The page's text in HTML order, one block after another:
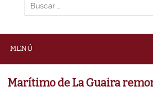
MENÚ
Marítimo de La Guaira